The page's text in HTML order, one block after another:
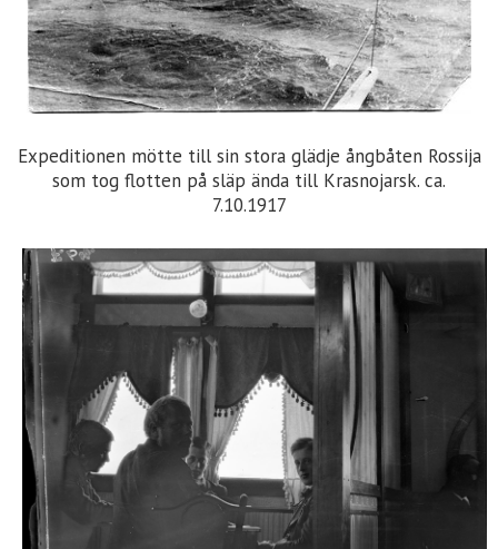
Expeditionen mötte till sin stora glädje ångbåten Rossija
som tog flotten på släp ända till Krasnojarsk. ca.
7.10.1917